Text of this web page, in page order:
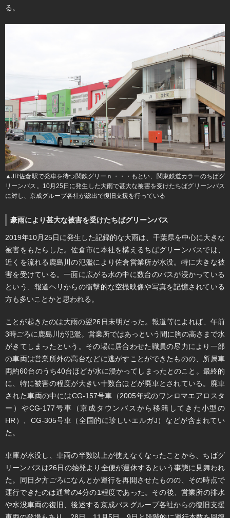
る。
▲JR佐倉駅で発車を待つ関鉄グリーｎ・・・もとい、関東鉄道カラーのちばグ
リーンバス。10月25日に発生した大雨で甚大な被害を受けたちばグリーンバス
に対し、京成グループ各社が総出で復旧支援を行っている
豪雨により甚大な被害を受けたちばグリーンバス
2019年10月25日に発生した記録的な大雨は、千葉県を中心に大きな
被害をもたらした。佐倉市に本社を構えるちばグリーンバスでは、
近くを流れる鹿島川の氾濫により佐倉営業所が水没。特に大きな被
害を受けている。一面に広がる水の中に数台のバスが浸かっている
という、報道ヘリからの衝撃的な空撮映像や写真を記憶されている
方も多いことかと思われる。
ことが起きたのは大雨の翌26日未明だった。報道等によれば、午前
3時ごろに鹿島川が氾濫。営業所ではあっという間に胸の高さまで水
がきてしまったという。その場に居合わせた職員の尽力により一部
の車両は営業所外の高台などに逃がすことができたものの、所属車
両約60台のうち40台ほどが水に浸かってしまったとのこと。最終的
に、特に被害の程度が大きい十数台ほどが廃車とされている。廃車
された車両の中にはCG-157号車（2005年式のワンロマエアロスタ
ー）やCG-177号車（京成タウンバスから移籍してきた小型の
HR）、CG-305号車（全国的に珍しいエルガJ）などが含まれてい
た。
車庫が水没し、車両の半数以上が使えなくなったことから、ちばグ
リーンバスは26日の始発より全便が運休するという事態に見舞われ
た。同日夕方ごろになんとか運行を再開させたものの、その時点で
運行できたのは通常の4分の1程度であった。その後、営業所の排水
や水没車両の復旧、後述する京成バスグループ各社からの復旧支援